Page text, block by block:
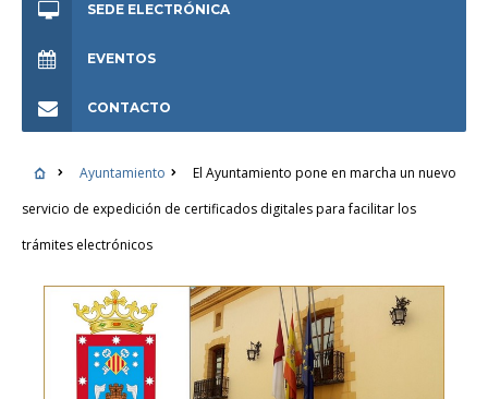
SEDE ELECTRÓNICA
EVENTOS
CONTACTO
Ayuntamiento
El Ayuntamiento pone en marcha un nuevo
servicio de expedición de certificados digitales para facilitar los
trámites electrónicos